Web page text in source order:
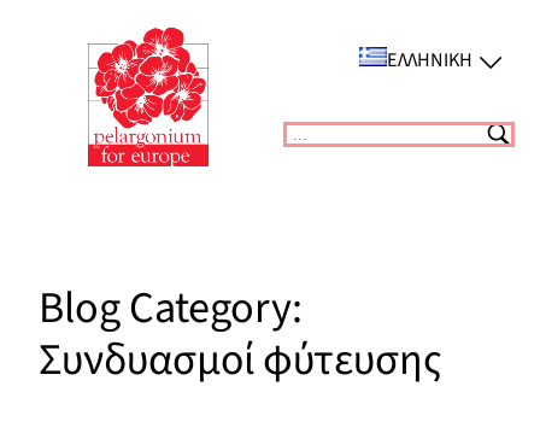
περιεχόμενο
ΕΛΛΗΝΙΚΉ
Suchen
Blog Category:
Συνδυασμοί φύτευσης